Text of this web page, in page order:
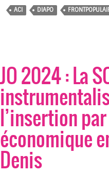
ACI DIAPO
JO 2024 : La
l’insertion
économique
Denis